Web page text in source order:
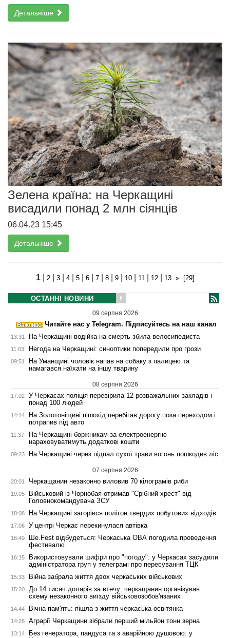
Детальніше
Зелена країна: на Черкащині
висадили понад 2 млн сіянців
06.04.23 15:45
Детальніше
1| 2| 3| 4| 5| 6| 7| 8| 9| 10| 11 12| 13 » [29]
ОСТАННІ НОВИНИ
09 серпня 2026
Читайте нас у Telegram. Підписуйтесь на наш канал
13:31 На Черкащині водійка на смерть збила велосипедиста
11:03 Негода на Черкащині: синоптики попередили про грози
09:51
На Уманщині чоловік напав на собаку з палицею та
намагався наїхати на іншу тварину
08 серпня 2026
17:02
У Черкасах поліція перевірила 12 розважальних закладів і
понад 100 людей
14:14
На Золотоніщині пішохід перебігав дорогу поза переходом і
потрапив під авто
11:37
На Черкащині боржникам за електроенергію
нараховуватимуть додаткові кошти
09:23 На Черкащині через підпал сухої трави вогонь пошкодив ліс
07 серпня 2026
20:01 Черкащанин незаконно виловив 70 кілограмів риби
19:05
Військовий із Чорнобая отримав "Срібний хрест" від
Головнокомандувача ЗСУ
18:08 На Черкащині загорівся полігон твердих побутових відходів
17:06 У центрі Черкас перекинулася автівка
16:49
Ше.Fest відбудеться: Черкаська ОВА погодила проведення
фестивалю
16:15
Використовували шифри про "погоду": у Черкасах засудили
адміністратора груп у телеграмі про пересування ТЦК
15:33 Війна забрала життя двох черкаських військових
15:20
До 14 тисяч доларів за втечу: черкащанин організував
схему незаконного виїзду військовозобов'язаних
14:44 Вічна пам'ять: пішла з життя черкаська освітянка
14:26 Аграрії Черкащини зібрали перший мільйон тонн зерна
13:14
Без генератора, пандуса та з аварійною душовою: у